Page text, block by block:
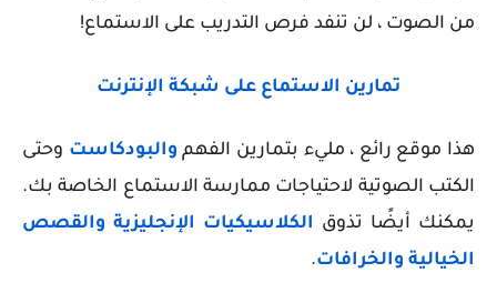
من الصوت ، لن تنفد فرص التدريب على الاستماع!
تمارين الاستماع على شبكة الإنترنت
هذا موقع رائع ، مليء بتمارين الفهم والبودكاست وحتى
الكتب الصوتية لاحتياجات ممارسة الاستماع الخاصة بك.
يمكنك أيضًا تذوق الكلاسيكيات الإنجليزية والقصص
الخيالية والخرافات.